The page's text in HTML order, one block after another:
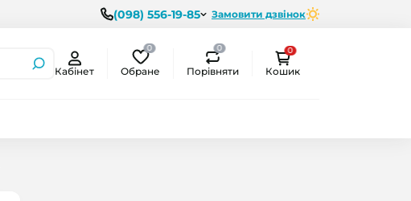
(098) 556-19-85 Замовити дзвінок
Кабінет
0
Обране
0
Порівняти
0
Кошик